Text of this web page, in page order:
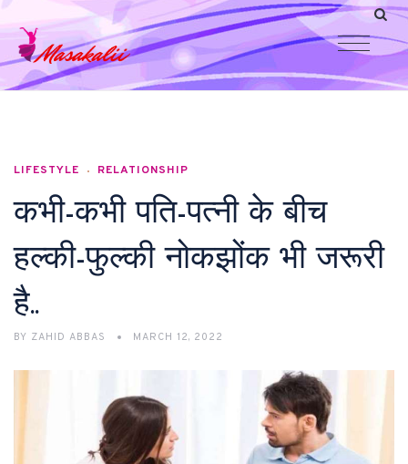
LIFESTYLE RELATIONSHIP
कभी-कभी पति-पत्नी के बीच
हल्की-फुल्की नोकझोंक भी जरूरी
है..
BY ZAHID ABBAS MARCH 12, 2022